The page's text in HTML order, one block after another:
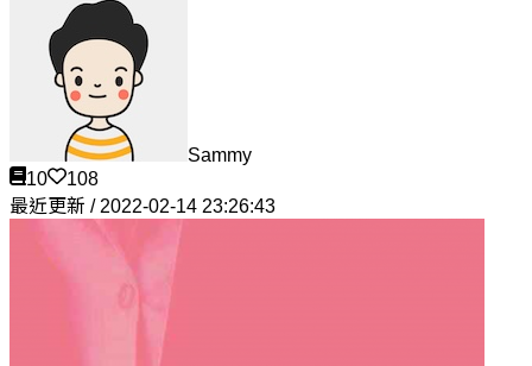
Sammy
10
108
最近更新 / 2022-02-14 23:26:43